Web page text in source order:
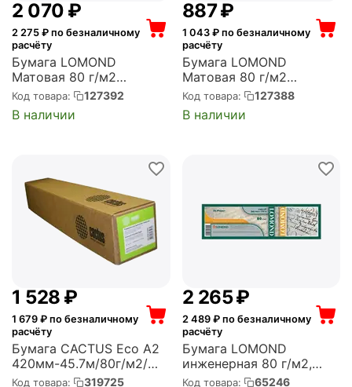
2 070 ₽
2 275 ₽ по безналичному
расчёту
Бумага LOMOND
Матовая 80 г/м2
841*175м*76 Standart
(1209137)
Код товара: 127392
В наличии
‍887‍₽
1 043₽ по безналичному
расчёту
Бумага LOMOND
Матовая 80 г/м2
297*175м*76 Standart
(1209130)
Код товара: 127388
В наличии
1 528 ₽
1 679 ₽ по безналичному
расчёту
Бумага CACTUS Eco A2
420мм-45.7м/80г/м2/
белый CIE155%
Код товара: 319725
2 265₽
2 489₽ по безналичному
расчёту
Бумага LOMOND
инженерная 80 г/м2,
841мм*175м*76 матовая
Код товара: 65246